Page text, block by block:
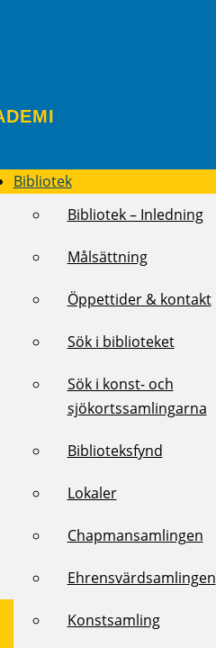
Bibliotek
Bibliotek – Inledning
Målsättning
Öppettider & kontakt
Sök i biblioteket
Sök i konst- och
sjökortssamlingarna
Biblioteksfynd
Lokaler
Chapmansamlingen
Ehrensvärdsamlingen
Konstsamling